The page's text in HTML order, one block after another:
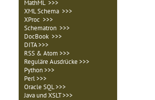
MathML >>>
XML Schema >>>
XProc >>>
Schematron >>>
DocBook >>>
DITA >>>
RSS & Atom >>>
Reguläre Ausdrücke >>>
Python >>>
Perl >>>
Oracle SQL >>>
Java und XSLT >>>